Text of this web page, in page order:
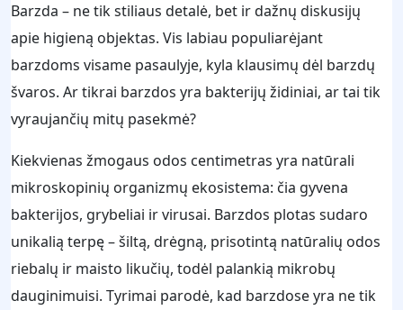
Barzda – ne tik stiliaus detalė, bet ir dažnų diskusijų
apie higieną objektas. Vis labiau populiarėjant
barzdoms visame pasaulyje, kyla klausimų dėl barzdų
švaros. Ar tikrai barzdos yra bakterijų židiniai, ar tai tik
vyraujančių mitų pasekmė?
Kiekvienas žmogaus odos centimetras yra natūrali
mikroskopinių organizmų ekosistema: čia gyvena
bakterijos, grybeliai ir virusai. Barzdos plotas sudaro
unikalią terpę – šiltą, drėgną, prisotintą natūralių odos
riebalų ir maisto likučių, todėl palankią mikrobų
dauginimuisi. Tyrimai parodė, kad barzdose yra ne tik